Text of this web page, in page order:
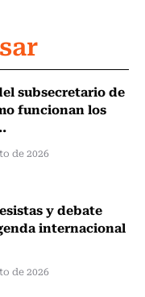
subsecretario de
funcionan los
de 2026
y debate
internacional
de 2026